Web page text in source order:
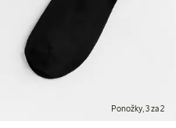
Ponožky, 3 za 2